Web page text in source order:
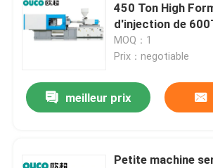
450 Ton High
d'injection de
MOQ：1
Prix：negotiable
meilleur prix
Petite machine